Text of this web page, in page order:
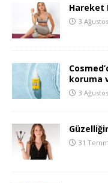
Hareket
3
koruma
3
31